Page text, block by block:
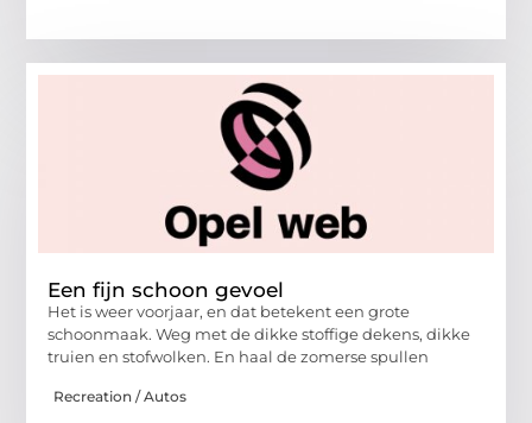
Een fijn schoon gevoel
Het is weer voorjaar, en dat betekent een grote
schoonmaak. Weg met de dikke stoffige dekens, dikke
truien en stofwolken. En haal de zomerse spullen
Recreation / Autos